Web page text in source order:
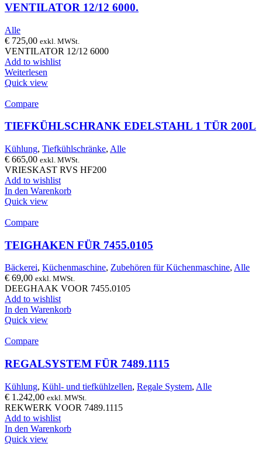
VENTILATOR 12/12 6000.
Alle
€ 725,00 exkl. MWSt.
VENTILATOR 12/12 6000
Add to wishlist
Weiterlesen
Quick view
Compare
TIEFKÜHLSCHRANK EDELSTAHL 1 TÜR 200L
Kühlung, Tiefkühlschränke, Alle
€ 665,00 exkl. MWSt.
VRIESKAST RVS HF200
Add to wishlist
In den Warenkorb
Quick view
Compare
TEIGHAKEN FÜR 7455.0105
Bäckerei, Küchenmaschine, Zubehören für Küchenmaschine, Alle
€ 69,00 exkl. MWSt.
DEEGHAAK VOOR 7455.0105
Add to wishlist
In den Warenkorb
Quick view
Compare
REGALSYSTEM FÜR 7489.1115
Kühlung, Kühl- und tiefkühlzellen, Regale System, Alle
€ 1.242,00 exkl. MWSt.
REKWERK VOOR 7489.1115
Add to wishlist
In den Warenkorb
Quick view